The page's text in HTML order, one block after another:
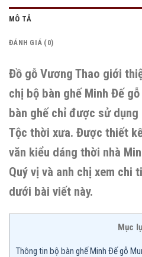
MÔ TẢ
ĐÁNH GIÁ (0)
Đồ gỗ Vương Thao giới
chị bộ bàn ghế Minh Đế
bàn ghế chỉ được sử
Tộc thời xưa. Được thiết
văn kiểu dáng thời nhà
Quý vị và anh chị xem chi
dưới bài viết này.
Mục
Thông tin bộ bàn ghế Minh Đế gỗ